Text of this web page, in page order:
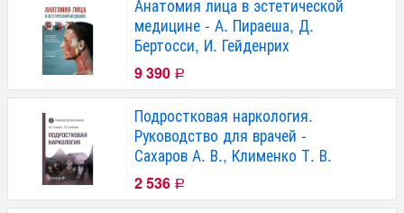
Анатомия лица в эстетической
медицине - А. Пираеша, Д.
Бертосси, И. Гейденрих
9 390 Р
Подростковая наркология.
Руководство для врачей -
Сахаров А. В., Клименко Т. В.
2 536 Р